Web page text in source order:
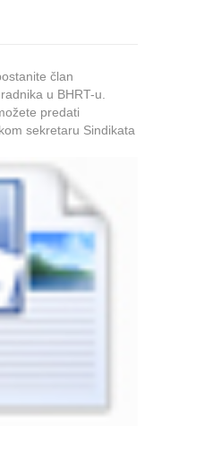
član
u BHRT-u.
predati
sekretaru Sindikata